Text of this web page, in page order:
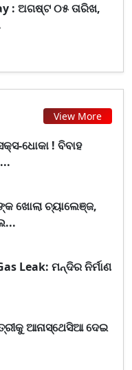
: ଅଗଷ୍ଟ ୦୫ ତାରିଖ,
View More
ଧୋକା ! ବିବାହ
ଖୋଲା ଚ୍ୟାଲେଞ୍ଜ,
Leak: ମନ୍ଦିର ନିର୍ମାଣ
ଆନାସ୍ଥେସିଆ ଦେଇ